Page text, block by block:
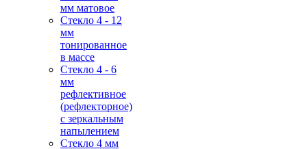
мм матовое
Стекло 4 - 12
мм
тонированное
в массе
Стекло 4 - 6
мм
рефлективное
(рефлекторное)
с зеркальным
напылением
Стекло 4 мм